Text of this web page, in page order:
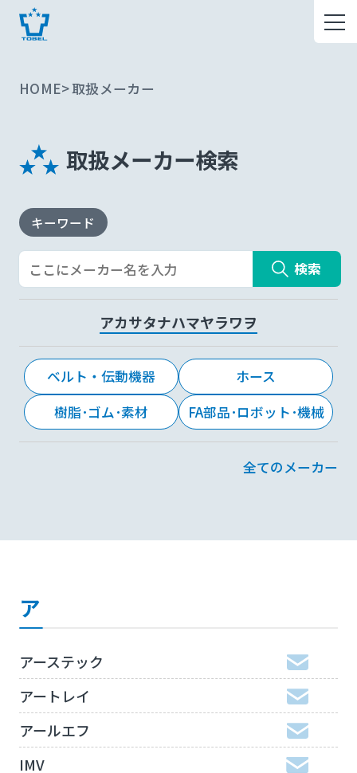
HOME 取扱メーカー
取扱メーカー検索
キーワード
検索
アカサタナハマヤラワヲ
ベルト・伝動機器
ホース
樹脂･ゴム･素材
FA部品･ロボット･機械
全てのメーカー
ア
アーステック
アートレイ
アールエフ
IMV